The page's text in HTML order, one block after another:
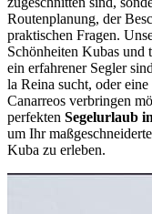
Routenplanung, der
praktischen Fragen.
Schönheiten Kubas und
ein erfahrener Segler
la Reina sucht, oder
Canarreos verbringen
perfekten Segelurlaub
um Ihr
Kuba zu erleben.